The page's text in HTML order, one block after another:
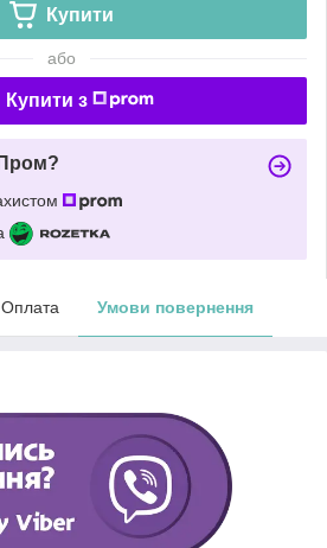
Купити
або
Купити з
Оплата Умови повернення